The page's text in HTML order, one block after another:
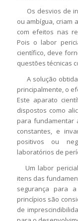
Os desvios de
ou ambígua, criam
com efeitos nas
Pois o labor
científico, deve
questões técnicas
A solução obtida
principalmente, o
Este aparato
dispostos como
para fundamentar
constantes, e
positivos ou
laboratórios de
Um labor
itens das
segurança para
princípios são
de